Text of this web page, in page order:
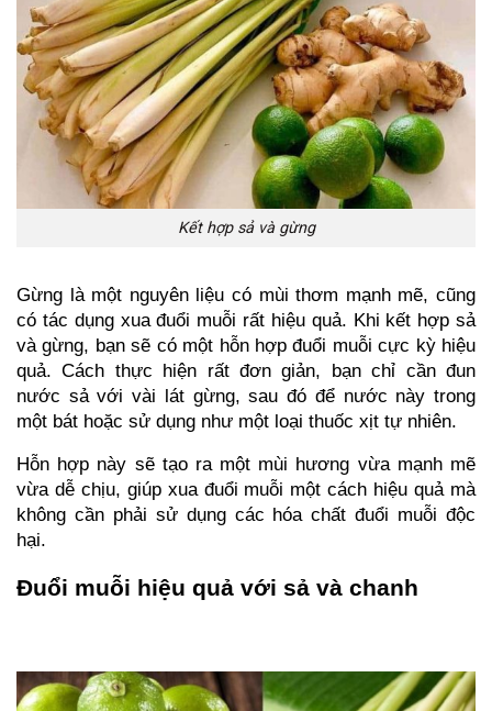
Kết hợp sả và gừng
Gừng là một nguyên liệu có mùi thơm mạnh mẽ, cũng
có tác dụng xua đuổi muỗi rất hiệu quả. Khi kết hợp sả
và gừng, bạn sẽ có một hỗn hợp đuổi muỗi cực kỳ hiệu
quả. Cách thực hiện rất đơn giản, bạn chỉ cần đun
nước sả với vài lát gừng, sau đó để nước này trong
một bát hoặc sử dụng như một loại thuốc xịt tự nhiên.
Hỗn hợp này sẽ tạo ra một mùi hương vừa mạnh mẽ
vừa dễ chịu, giúp xua đuổi muỗi một cách hiệu quả mà
không cần phải sử dụng các hóa chất đuổi muỗi độc
hại.
Đuổi muỗi hiệu quả với sả và chanh